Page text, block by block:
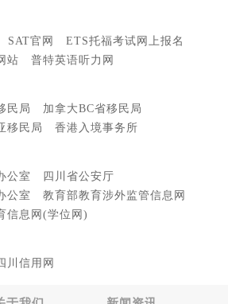
SAT官网
ETS托福考试网上报名
站
普特英语听力网
民局
加拿大BC省移民局
移民局 香港入境事务所
公室
四川省公安厅
公室
教育部教育涉外监管信息网
信息网(学位网)
川信用网